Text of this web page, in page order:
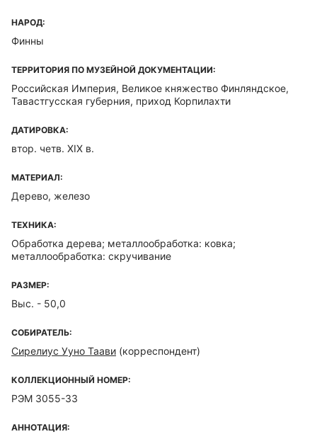
НАРОД:
Финны
ТЕРРИТОРИЯ ПО МУЗЕЙНОЙ ДОКУМЕНТАЦИИ:
Российская Империя, Великое княжество Финляндское,
Тавастгусская губерния, приход Корпилахти
ДАТИРОВКА:
втор. четв. XIX в.
МАТЕРИАЛ:
Дерево, железо
ТЕХНИКА:
Обработка дерева; металлообработка: ковка;
металлообработка: скручивание
РАЗМЕР:
Выс. - 50,0
СОБИРАТЕЛЬ:
Сирелиус Ууно Таави (корреспондент)
КОЛЛЕКЦИОННЫЙ НОМЕР:
РЭМ 3055-33
АННОТАЦИЯ: